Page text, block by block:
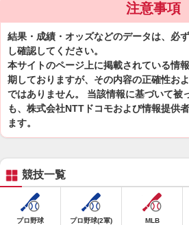
注意事項
結果・成績・オッズなどのデータは、必
し確認してください。
本サイトのページ上に掲載されている情
期しておりますが、その内容の正確性お
ではありません。 当該情報に基づいて被
も、株式会社NTTドコモおよび情報提供
ます。
競技一覧
プロ野球 プロ野球(2軍) MLB